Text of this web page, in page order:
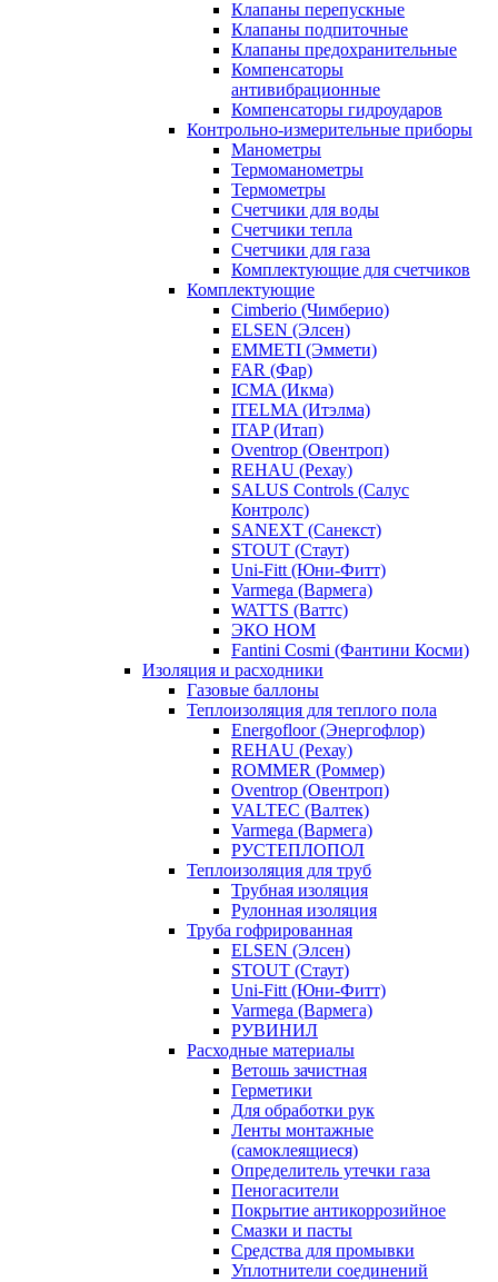
Клапаны перепускные
Клапаны подпиточные
Клапаны предохранительные
Компенсаторы
антивибрационные
Компенсаторы гидроударов
Контрольно-измерительные приборы
Манометры
Термоманометры
Термометры
Счетчики для воды
Счетчики тепла
Счетчики для газа
Комплектующие для счетчиков
Комплектующие
Cimberio (Чимберио)
ELSEN (Элсен)
EMMETI (Эммети)
FAR (Фар)
ICMA (Икма)
ITELMA (Итэлма)
ITAP (Итап)
Oventrop (Овентроп)
REHAU (Рехау)
SALUS Controls (Салус
Контролс)
SANEXT (Санекст)
STOUT (Стаут)
Uni-Fitt (Юни-Фитт)
Varmega (Вармега)
WATTS (Ваттс)
ЭКО НОМ
Fantini Cosmi (Фантини Косми)
Изоляция и расходники
Газовые баллоны
Теплоизоляция для теплого пола
Energofloor (Энергофлор)
REHAU (Рехау)
ROMMER (Роммер)
Oventrop (Овентроп)
VALTEC (Валтек)
Varmega (Вармега)
РУСТЕПЛОПОЛ
Теплоизоляция для труб
Трубная изоляция
Рулонная изоляция
Труба гофрированная
ELSEN (Элсен)
STOUT (Стаут)
Uni-Fitt (Юни-Фитт)
Varmega (Вармега)
РУВИНИЛ
Расходные материалы
Ветошь зачистная
Герметики
Для обработки рук
Ленты монтажные
(самоклеящиеся)
Определитель утечки газа
Пеногасители
Покрытие антикоррозийное
Смазки и пасты
Средства для промывки
Уплотнители соединений